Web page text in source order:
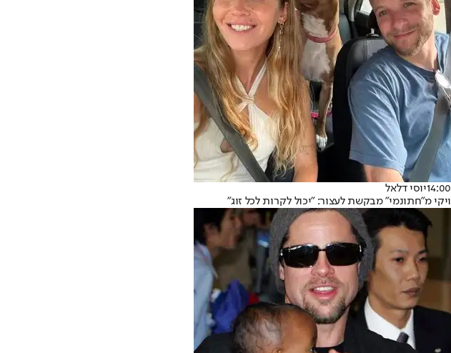
14:00יוסי דלאל
ויקי מ"חתונמי" מבקשת לעצור: "יכול לקרות לכל זוג"